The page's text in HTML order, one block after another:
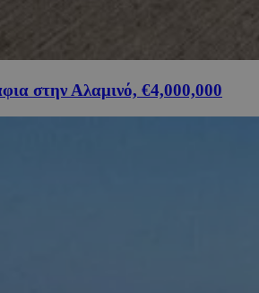
στην Αλαμινό, €4,000,000